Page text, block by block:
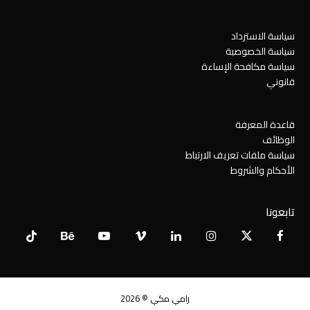
سياسة الاسترداد
سياسة الخصوصية
سياسة مكافحة الإساءة
قانوني
قاعدة المعرفة
الوظائف
سياسة ملفات تعريف الارتباط
الأحكام والشروط
تابعونا
Facebook
X
Instagram
LinkedIn
Vimeo
YouTube
Behance
Tiktok
رامي مكي © 2026